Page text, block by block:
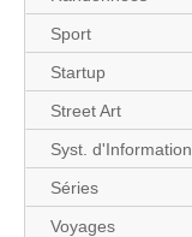
Sport
Startup
Street Art
Syst. d'Information
Séries
Voyages